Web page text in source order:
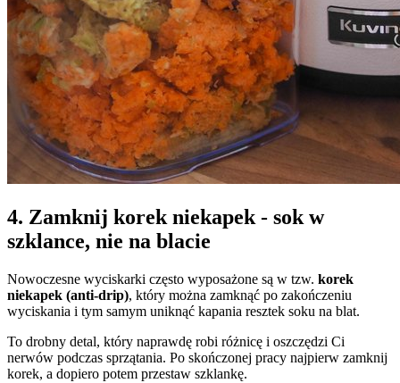
4. Zamknij korek niekapek - sok w
szklance, nie na blacie
Nowoczesne wyciskarki często wyposażone są w tzw. korek
niekapek (anti-drip), który można zamknąć po zakończeniu
wyciskania i tym samym uniknąć kapania resztek soku na blat.
To drobny detal, który naprawdę robi różnicę i oszczędzi Ci
nerwów podczas sprzątania. Po skończonej pracy najpierw zamknij
korek, a dopiero potem przestaw szklankę.